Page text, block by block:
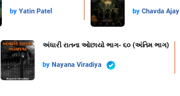
by Yatin Patel by Chavda Ajay
અંધારી રાતના ઓછાયો ભાગ- ૬૦ (અંતિમ ભાગ)
by Nayana Viradiya